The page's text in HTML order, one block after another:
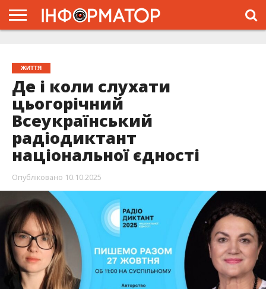
ЖИТТЯ
Де і коли слухати
цьогорічний
Всеукраїнський
радіодиктант
національної єдності
Опубліковано 10.10.2025